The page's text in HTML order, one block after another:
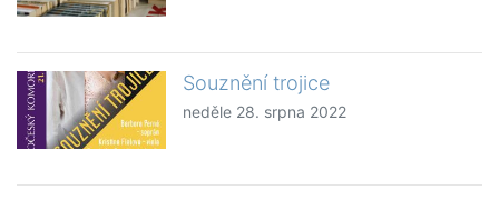
Souznění trojice
neděle 28. srpna 2022